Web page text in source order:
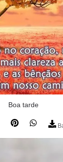
Boa tarde